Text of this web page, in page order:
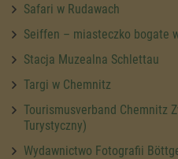
Safari w Rudawach
Seiffen – miasteczko bogate
Stacja Muzealna Schlettau
Targi w Chemnitz
Tourismusverband Chemnitz
Turystyczny)
Wydawnictwo Fotografii